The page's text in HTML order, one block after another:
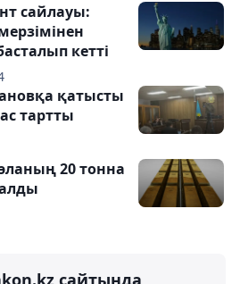
сайлауы:
кетті
қатысты
тартты
20 тонна
сайтында